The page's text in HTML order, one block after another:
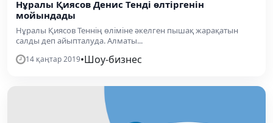
Нұралы Қиясов Денис Тенді өлтіргенін
мойындады
Нұралы Қиясов Теннің өліміне әкелген пышақ жарақатын
салды деп айыпталуда. Алматы...
14 қаңтар 2019•Шоу-бизнес